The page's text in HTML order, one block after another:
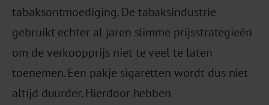
tabaksontmoediging. De tabaksindustrie
gebruikt echter al jaren slimme prijsstrategieën
om de verkoopprijs niet te veel te laten
toenemen. Een pakje sigaretten wordt dus niet
altijd duurder. Hierdoor hebben